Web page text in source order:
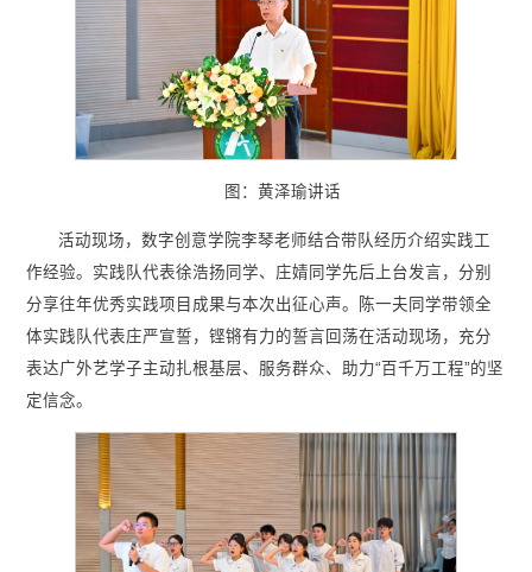
图：黄泽瑜讲话
活动现场，数字创意学院李琴老师结合带队经历介绍实践工
作经验。实践队代表徐浩扬同学、庄婧同学先后上台发言，分别
分享往年优秀实践项目成果与本次出征心声。陈一夫同学带领全
体实践队代表庄严宣誓，铿锵有力的誓言回荡在活动现场，充分
表达广外艺学子主动扎根基层、服务群众、助力“百千万工程”的坚
定信念。